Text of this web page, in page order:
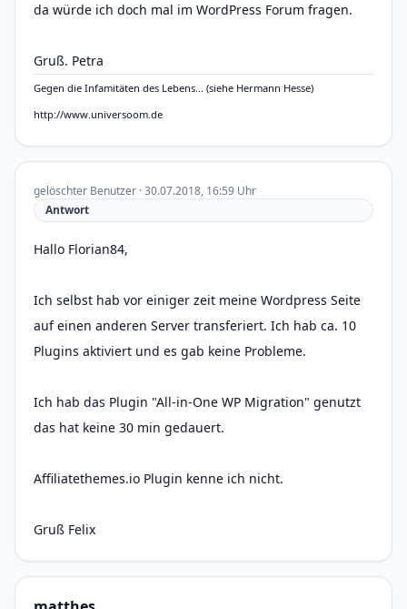
da würde ich doch mal im WordPress Forum fragen.
Gruß. Petra
Gegen die Infamitäten des Lebens... (siehe Hermann Hesse)
http://www.universoom.de
gelöschter Benutzer · 30.07.2018, 16:59 Uhr
Antwort
Hallo Florian84,
Ich selbst hab vor einiger zeit meine Wordpress Seite
auf einen anderen Server transferiert. Ich hab ca. 10
Plugins aktiviert und es gab keine Probleme.
Ich hab das Plugin "All-in-One WP Migration" genutzt
das hat keine 30 min gedauert.
Affiliatethemes.io Plugin kenne ich nicht.
Gruß Felix